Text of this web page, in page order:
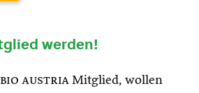
werden!
bio austria Mitglied, wollen